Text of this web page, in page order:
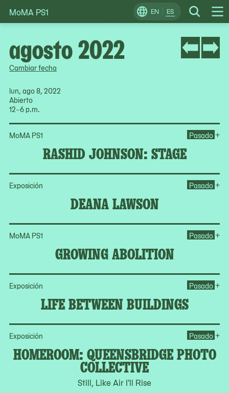
Skip
to
EN ES Search
Change
Locale
MoMA PS1
Cambiar fecha
lun, ago 8, 2022
Abierto
12–6 p.m.
MoMA PS1
RASHID JOHNSON: STAGE
Pasado +
Exposición
DEANA LAWSON
Pasado +
MoMA PS1
GROWING ABOLITION
Pasado +
Exposición
LIFE BETWEEN BUILDINGS
Pasado +
Exposición
HOMEROOM: QUEENSBRIDGE PHOTO
COLLECTIVE
Still, Like Air I'll Rise
Pasado +
agosto 2022